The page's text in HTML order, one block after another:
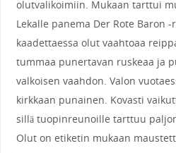
olutvalikoimiin. Mukaan tarttui
Lekalle panema Der Rote Baron
kaadettaessa olut vaahtoaa
tummaa punertavan ruskeaa ja
valkoisen vaahdon. Valon
kirkkaan punainen. Kovasti
sillä tuopinreunoille tarttuu
Olut on etiketin mukaan